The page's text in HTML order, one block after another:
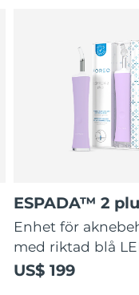
ESPADA™ 2
Enhet för
med riktad blå
US$ 199